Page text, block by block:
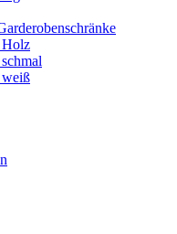
Holz
weiß